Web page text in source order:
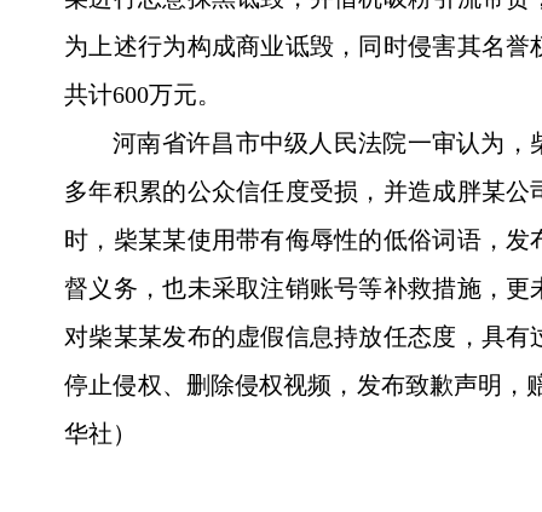
为上述行为构成商业诋毁，同时侵害其名
共计600万元。
河南省许昌市中级人民法院一审认为
多年积累的公众信任度受损，并造成胖某
时，柴某某使用带有侮辱性的低俗词语，
督义务，也未采取注销账号等补救措施，
对柴某某发布的虚假信息持放任态度，具
停止侵权、删除侵权视频，发布致歉声明，
华社）